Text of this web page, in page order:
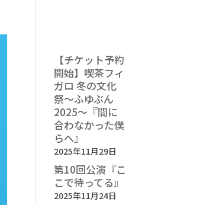
【チケット予約
開始】喫茶フィ
ガロ 冬の文化
祭〜ふゆぶん
2025〜『間に
合わなかった僕
らへ』
2025年11月29日
第10回公演『こ
こで待ってる』
2025年11月24日